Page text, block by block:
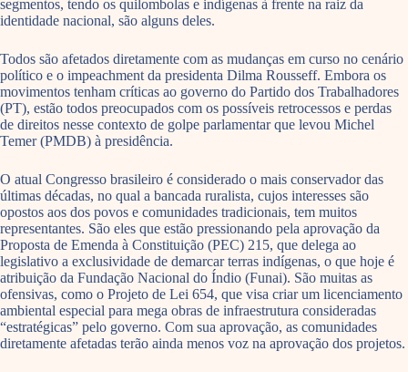
segmentos, tendo os quilombolas e indígenas à frente na raiz da
identidade nacional, são alguns deles.
Todos são afetados diretamente com as mudanças em curso no cenário
político e o impeachment da presidenta Dilma Rousseff. Embora os
movimentos tenham críticas ao governo do Partido dos Trabalhadores
(PT), estão todos preocupados com os possíveis retrocessos e perdas
de direitos nesse contexto de golpe parlamentar que levou Michel
Temer (PMDB) à presidência.
O atual Congresso brasileiro é considerado o mais conservador das
últimas décadas, no qual a bancada ruralista, cujos interesses são
opostos aos dos povos e comunidades tradicionais, tem muitos
representantes. São eles que estão pressionando pela aprovação da
Proposta de Emenda à Constituição (PEC) 215, que delega ao
legislativo a exclusividade de demarcar terras indígenas, o que hoje é
atribuição da Fundação Nacional do Índio (Funai). São muitas as
ofensivas, como o Projeto de Lei 654, que visa criar um licenciamento
ambiental especial para mega obras de infraestrutura consideradas
“estratégicas” pelo governo. Com sua aprovação, as comunidades
diretamente afetadas terão ainda menos voz na aprovação dos projetos.